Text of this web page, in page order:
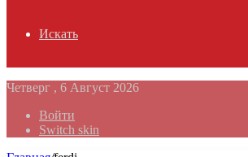
Искать
Четверг , 6 Август 2026
Войти
Switch skin